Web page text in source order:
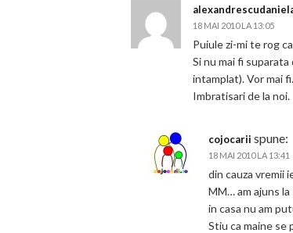
18 MAI 2010 LA 13:05
Puiule zi-mi te rog
Si nu mai fi
intamplat). Vor mai
Imbratisari de la noi.
cojocarii spune:
18 MAI 2010 LA 13:41
din cauza vremii
MM… am ajuns
in casa nu am
Stiu ca maine